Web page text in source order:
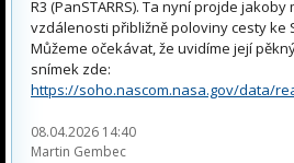
R3 (PanSTARRS). Ta nyní projde
vzdálenosti přibližně poloviny cesty ke
Můžeme očekávat, že uvidíme její
snímek zde:
https://soho.nascom.nasa.gov/data/
08.04.2026 14:40
Martin Gembec